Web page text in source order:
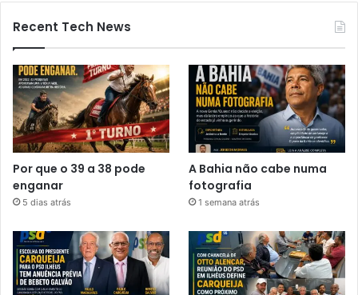
Recent Tech News
Por que o 39 a 38 pode
enganar
5 dias atrás
A Bahia não cabe numa
fotografia
1 semana atrás